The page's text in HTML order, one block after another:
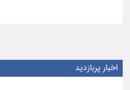
اخبار پربازدید